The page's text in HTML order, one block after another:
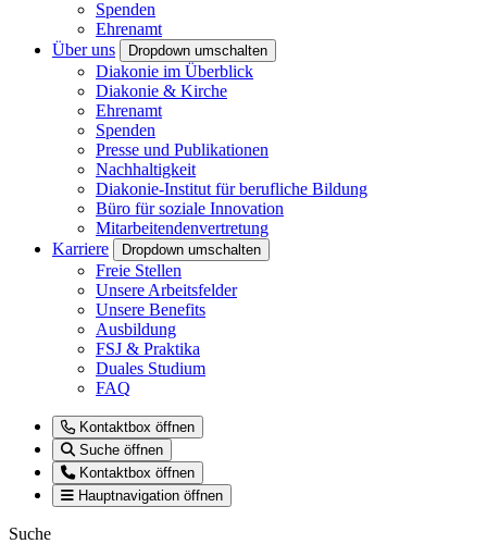
Spenden
Ehrenamt
Über uns
Dropdown umschalten
Diakonie im Überblick
Diakonie & Kirche
Ehrenamt
Spenden
Presse und Publikationen
Nachhaltigkeit
Diakonie-Institut für berufliche Bildung
Büro für soziale Innovation
Mitarbeitendenvertretung
Karriere
Dropdown umschalten
Freie Stellen
Unsere Arbeitsfelder
Unsere Benefits
Ausbildung
FSJ & Praktika
Duales Studium
FAQ
Kontaktbox öffnen
Suche öffnen
Kontaktbox öffnen
Hauptnavigation öffnen
Suche